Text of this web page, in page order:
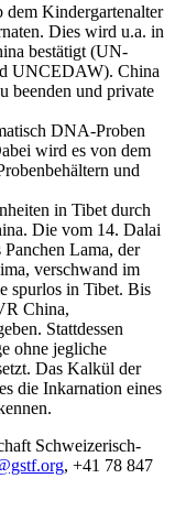
dem Kindergartenalter
Dies wird u.a. in
bestätigt (UN-
UNCEDAW). China
beenden und private
DNA-Proben
wird es von dem
und
in Tibet durch
Die vom 14. Dalai
Lama, der
verschwand im
spurlos in Tibet. Bis
China,
Stattdessen
ohne jegliche
Das Kalkül der
die Inkarnation eines
Schweizerisch-
, +41 78 847